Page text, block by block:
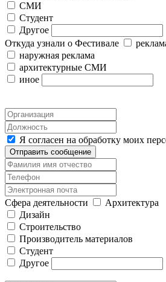
СМИ
Студент
Другое
Откуда узнали о Фестивале
наружная реклама
архитектурные СМИ
иное
Я согласен на обработку моих
Отправить сообщение
Сфера деятельности
Архитектура
Дизайн
Строительство
Производитель материалов
Студент
Другое